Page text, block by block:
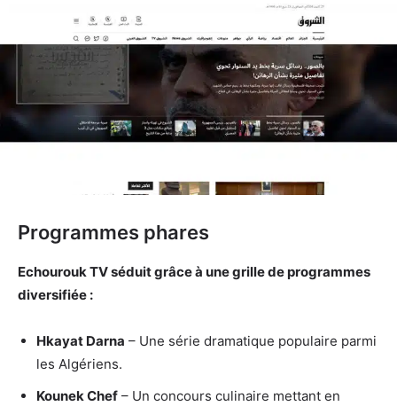
Programmes phares
Echourouk TV séduit grâce à une grille de programmes
diversifiée :
Hkayat Darna – Une série dramatique populaire parmi
les Algériens.
Kounek Chef – Un concours culinaire mettant en